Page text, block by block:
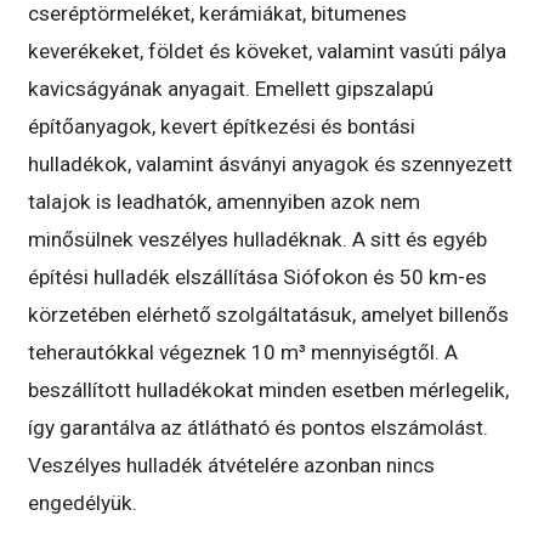
cseréptörmeléket, kerámiákat, bitumenes
keverékeket, földet és köveket, valamint vasúti pálya
kavicságyának anyagait. Emellett gipszalapú
építőanyagok, kevert építkezési és bontási
hulladékok, valamint ásványi anyagok és szennyezett
talajok is leadhatók, amennyiben azok nem
minősülnek veszélyes hulladéknak. A sitt és egyéb
építési hulladék elszállítása Siófokon és 50 km-es
körzetében elérhető szolgáltatásuk, amelyet billenős
teherautókkal végeznek 10 m³ mennyiségtől. A
beszállított hulladékokat minden esetben mérlegelik,
így garantálva az átlátható és pontos elszámolást.
Veszélyes hulladék átvételére azonban nincs
engedélyük.